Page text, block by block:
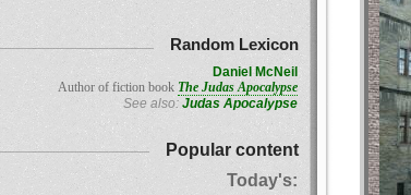
Random Lexicon
Daniel McNeil
Author of fiction book The Judas Apocalypse
See also: Judas Apocalypse
Popular content
Today's: